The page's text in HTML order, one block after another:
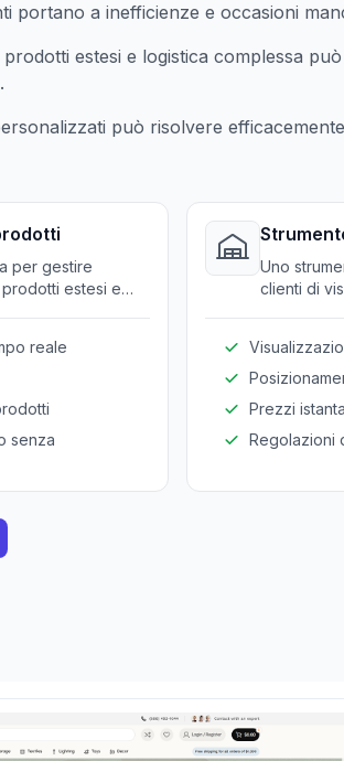
portano a inefficienze e occasioni
estesi e logistica complessa
può risolvere
per gestire
estesi e
reale
senza
Uno
clienti di
Prezzi
Regolazioni